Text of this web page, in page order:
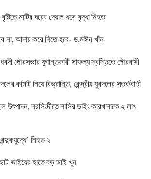
মাটির ঘরের দেয়াল ধসে বৃদ্ধা নিহত
না, আদায় করে নিতে হবে- ড.মঈন খাঁন
পৌরসভার যুগান্তকারী সাফল্য স্বস্তিতে পৌরবাসী
কমিটি নিয়ে বিভ্রান্তি, কেন্দ্রীয় যুবদলের সতর্কবার্তা
উৎপাদন, নরসিংদীতে নাসির ডাইং কারখানাকে ২ লাখ
নিহত ২
ভাইয়ের হাতে বড় ভাই খুন